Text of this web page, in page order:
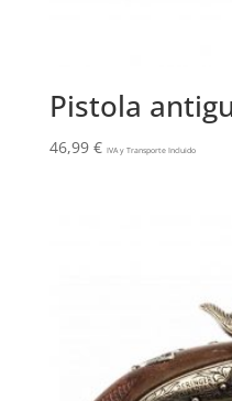
Pistola
46,99 € IVA y Transporte Incluido